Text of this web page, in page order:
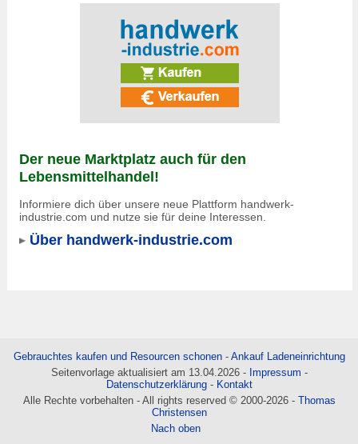
Der neue Marktplatz auch für den
Lebensmittelhandel!
Informiere dich über unsere neue Plattform handwerk-
industrie.com und nutze sie für deine Interessen.
Über handwerk-industrie.com
Gebrauchtes kaufen und Resourcen schonen- Ankauf Ladeneinrichtung
Seitenvorlage aktualisiert am 13.04.2026 - Impressum -
Datenschutzerklärung- Kontakt
Alle Rechte vorbehalten - All rights reserved © 2000-2026 - Thomas
Christensen
Nach oben